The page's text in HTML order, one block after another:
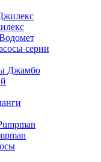
серии
Джамбо